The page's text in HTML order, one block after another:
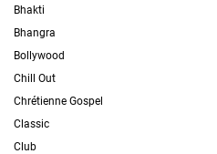
Bhakti
Bhangra
Bollywood
Chill Out
Chrétienne Gospel
Classic
Club